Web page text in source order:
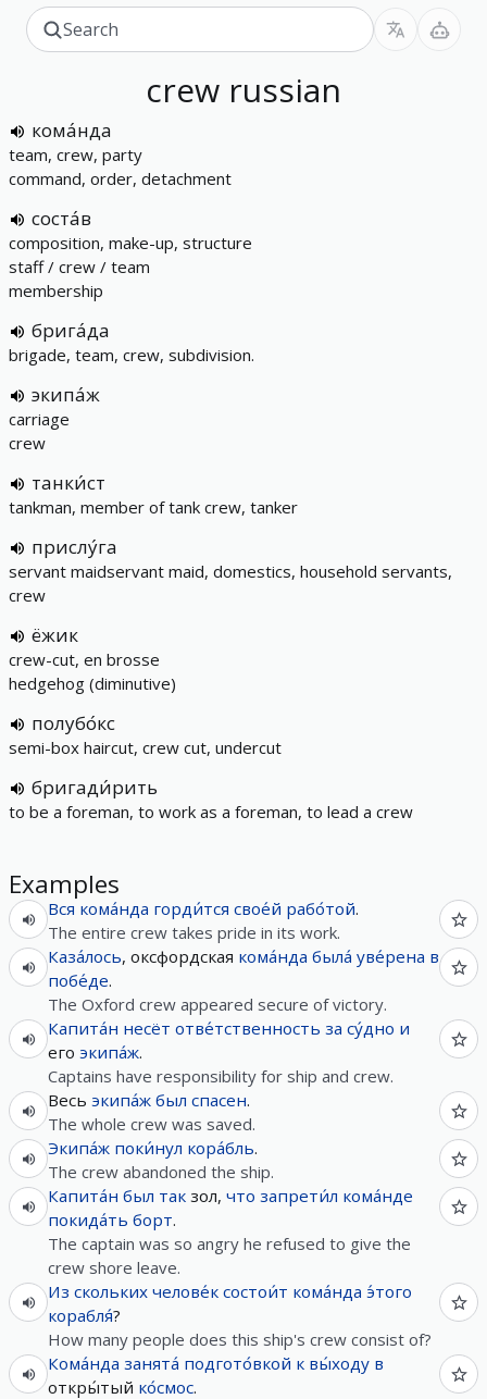
crew russian
кома́нда
team, crew, party
command, order, detachment
соста́в
composition, make-up, structure
staff / crew / team
membership
брига́да
brigade, team, crew, subdivision.
экипа́ж
carriage
crew
танки́ст
tankman, member of tank crew, tanker
прислу́га
servant maidservant maid, domestics, household servants,
crew
ёжик
crew-cut, en brosse
hedgehog (diminutive)
полубо́кс
semi-box haircut, crew cut, undercut
бригади́рить
to be a foreman, to work as a foreman, to lead a crew
Examples
Вся кома́нда горди́тся свое́й рабо́той.
The entire crew takes pride in its work.
Каза́лось, оксфордская кома́нда была́ уве́рена в
побе́де.
The Oxford crew appeared secure of victory.
Капита́н несёт отве́тственность за су́дно и
его экипа́ж.
Captains have responsibility for ship and crew.
Весь экипа́ж был спасен.
The whole crew was saved.
Экипа́ж поки́нул кора́бль.
The crew abandoned the ship.
Капита́н был так зол, что запрети́л кома́нде
покида́ть борт.
The captain was so angry he refused to give the
crew shore leave.
Из скольких челове́к состои́т кома́нда э́того
корабля́?
How many people does this ship's crew consist of?
Кома́нда занята́ подгото́вкой к вы́ходу в
откры́тый ко́смос.